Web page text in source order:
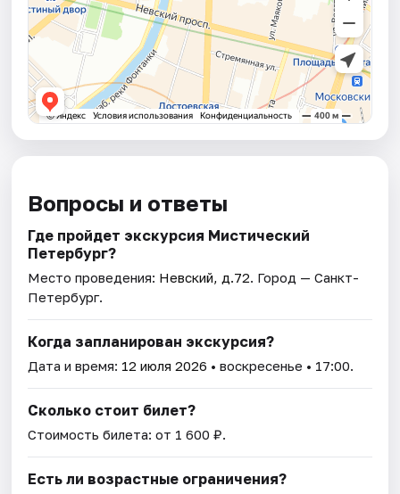
Вопросы и ответы
Где пройдет экскурсия Мистический
Петербург?
Место проведения: Невский, д.72. Город — Санкт-
Петербург.
Когда запланирован экскурсия?
Дата и время: 12 июля 2026 • воскресенье • 17:00.
Сколько стоит билет?
Стоимость билета: от 1 600 ₽.
Есть ли возрастные ограничения?